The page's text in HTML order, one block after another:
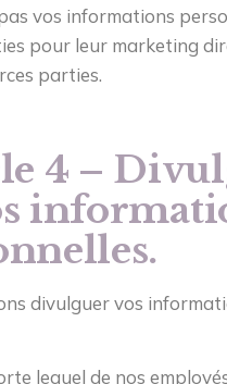
vos informations
pour leur marketing
parties.
4 –
divulguer vos
lequel de nos